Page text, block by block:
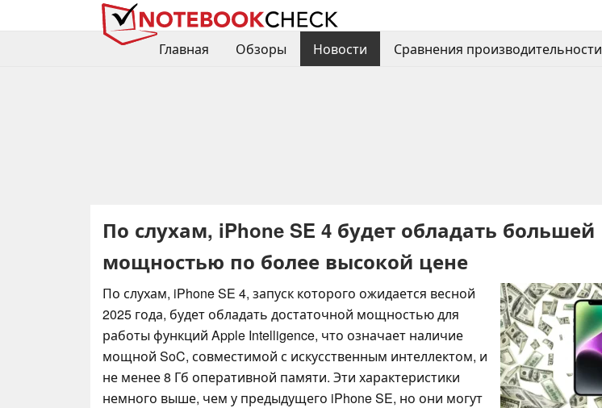
Главная
Обзоры Новости Сравнения производительности
По слухам, iPhone SE 4 будет обладать большей
мощностью по более высокой цене
По слухам, iPhone SE 4, запуск которого ожидается весной
2025 года, будет обладать достаточной мощностью для
работы функций Apple Intelligence, что означает наличие
мощной SoC, совместимой с искусственным интеллектом, и
не менее 8 Гб оперативной памяти. Эти характеристики
немного выше, чем у предыдущего iPhone SE, но они могут